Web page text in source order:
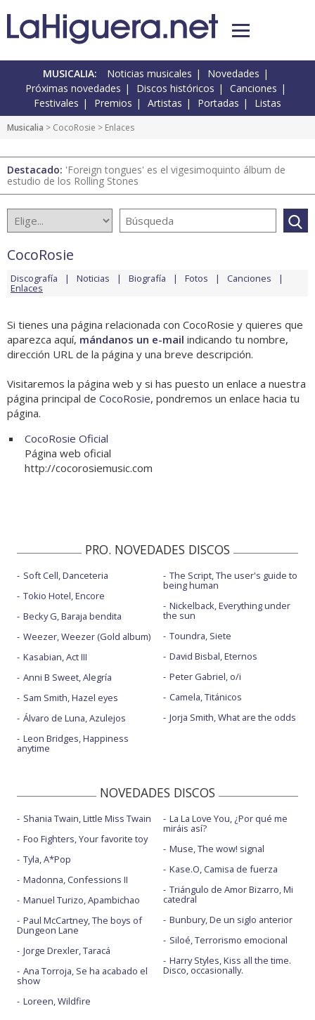
MUSICALIA: Noticias musicales
Novedades
Próximas novedades
Discos históricos
Canciones
Festivales
Premios Artistas Portadas Listas
Musicalia > CocoRosie > Enlaces
Destacado: 'Foreign tongues' es el vigesimoquinto álbum de
estudio de los Rolling Stones
CocoRosie
Discografía Noticias Biografía Fotos Canciones
Enlaces
Si tienes una página relacionada con CocoRosie y quieres que
aparezca aquí, mándanos un e-mail indicando tu nombre,
dirección URL de la página y una breve descripción.
Visitaremos la página web y si has puesto un enlace a nuestra
página principal de CocoRosie, pondremos un enlace hacia tu
página.
CocoRosie Oficial
Página web oficial
http://cocorosiemusic.com
PRO. NOVEDADES DISCOS
Soft Cell, Danceteria
Tokio Hotel, Encore
Becky G, Baraja bendita
Weezer, Weezer (Gold album)
Kasabian, Act III
Anni B Sweet, Alegría
Sam Smith, Hazel eyes
Álvaro de Luna, Azulejos
Leon Bridges, Happiness
anytime
The Script, The user's guide to
being human
Nickelback, Everything under
the sun
Toundra, Siete
David Bisbal, Eternos
Peter Gabriel, o/i
Camela, Titánicos
Jorja Smith, What are the odds
NOVEDADES DISCOS
Shania Twain, Little Miss Twain
Foo Fighters, Your favorite toy
Tyla, A*Pop
Madonna, Confessions II
Manuel Turizo, Apambichao
Paul McCartney, The boys of
Dungeon Lane
Jorge Drexler, Taracá
Ana Torroja, Se ha acabado el
show
Loreen, Wildfire
La La Love You, ¿Por qué me
miráis así?
Muse, The wow! signal
Kase.O, Camisa de fuerza
Triángulo de Amor Bizarro, Mi
catedral
Bunbury, De un siglo anterior
Siloé, Terrorismo emocional
Harry Styles, Kiss all the time.
Disco, occasionally.